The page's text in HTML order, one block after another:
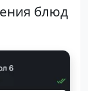
блюд